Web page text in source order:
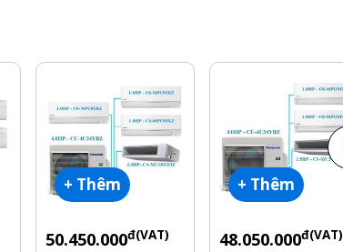
+ Thêm
50.450.000đ(VAT)
+ Thêm
48.050.000đ(VAT)